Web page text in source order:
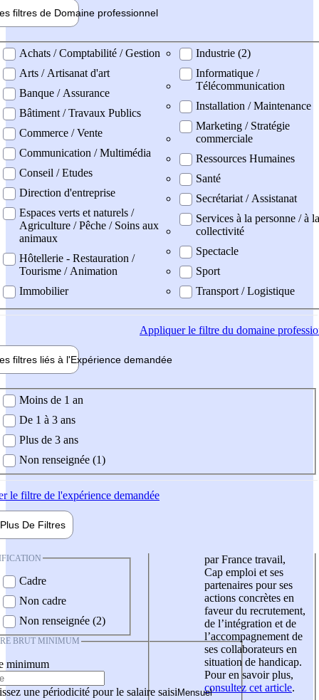
filtres de Domaine professionnel
professionel
Achats / Comptabilité / Gestion
Arts / Artisanat d'art
Banque / Assurance
Bâtiment / Travaux Publics
Commerce / Vente
Communication / Multimédia
Conseil / Etudes
Direction d'entreprise
Espaces verts et naturels /
Agriculture / Pêche / Soins aux
animaux
Hôtellerie - Restauration /
Tourisme / Animation
Immobilier
Industrie (2)
Informatique /
Télécommunication
Installation / Maintenance
Marketing / Stratégie
commerciale
Ressources Humaines
Santé
Secrétariat / Assistanat
Services à la personne / à la
collectivité
Spectacle
Sport
Transport / Logistique
Appliquerle filtre du domaine
filtres liés à l'Expérience demandée
demandée
Moins de 1 an
De 1 à 3 ans
Plus de 3 ans
Non renseignée (1)
le filtre de l'expérience demandée
Plus De Filtres
Cadre
Non cadre
Non renseignée (2)
BRUT MINIMUM
minimum
une périodicité pour le salaire saisi
par France travail,
Cap emploi et ses
partenaires pour ses
actions concrètes en
faveur du recrutement,
de l’intégration et de
l’accompagnement de
ses collaborateurs en
situation de handicap.
Pour en savoir plus,
consultez cet article.